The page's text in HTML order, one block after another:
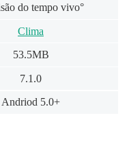
do tempo vivo°
Clima
53.5MB
7.1.0
Andriod 5.0+